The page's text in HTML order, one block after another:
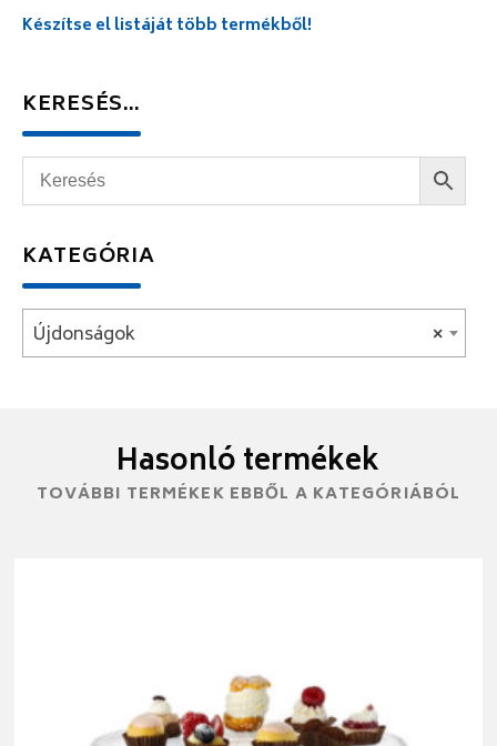
Készítse el listáját több termékből!
KERESÉS…
KATEGÓRIA
×
Újdonságok
Hasonló termékek
TOVÁBBI TERMÉKEK EBBŐL A KATEGÓRIÁBÓL